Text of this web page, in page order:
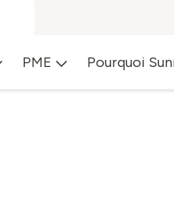
PME Pourquoi